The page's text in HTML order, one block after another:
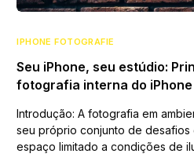
IPHONE FOTOGRAFIE
Seu iPhone, seu estúdio:
fotografia interna do iPhone
Introdução: A fotografia em
seu próprio conjunto de desafios
espaço limitado a condições de